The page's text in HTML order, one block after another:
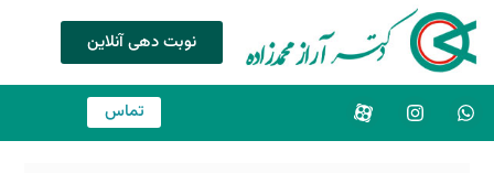
نوبت دهی آنلاین
تماس